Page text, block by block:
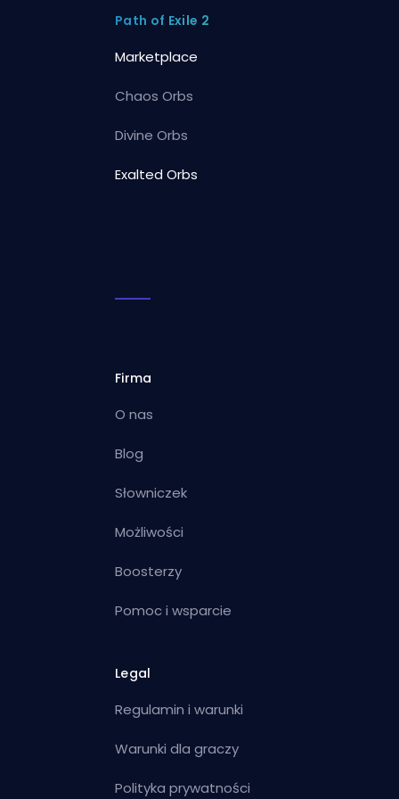
Path of Exile 2
Marketplace
Chaos Orbs
Divine Orbs
Exalted Orbs
Firma
O nas
Blog
Słowniczek
Możliwości
Boosterzy
Pomoc i wsparcie
Legal
Regulamin i warunki
Warunki dla graczy
Polityka prywatności